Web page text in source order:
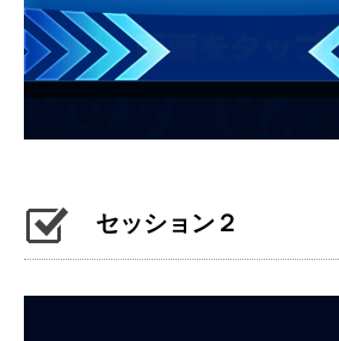
セッション２